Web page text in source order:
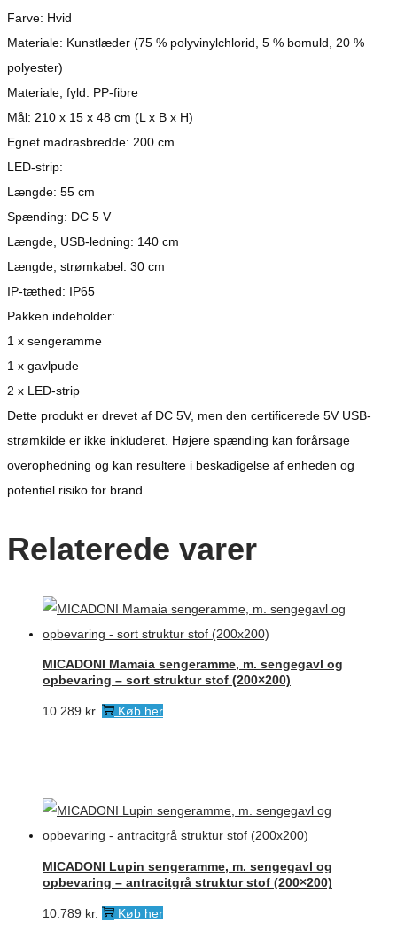
Farve: Hvid
Materiale: Kunstlæder (75 % polyvinylchlorid, 5 % bomuld, 20 %
polyester)
Materiale, fyld: PP-fibre
Mål: 210 x 15 x 48 cm (L x B x H)
Egnet madrasbredde: 200 cm
LED-strip:
Længde: 55 cm
Spænding: DC 5 V
Længde, USB-ledning: 140 cm
Længde, strømkabel: 30 cm
IP-tæthed: IP65
Pakken indeholder:
1 x sengeramme
1 x gavlpude
2 x LED-strip
Dette produkt er drevet af DC 5V, men den certificerede 5V USB-
strømkilde er ikke inkluderet. Højere spænding kan forårsage
overophedning og kan resultere i beskadigelse af enheden og
potentiel risiko for brand.
Relaterede varer
MICADONI Mamaia sengeramme, m. sengegavl og
opbevaring – sort struktur stof (200×200)
10.289 kr. Køb her
MICADONI Lupin sengeramme, m. sengegavl og
opbevaring – antracitgrå struktur stof (200×200)
10.789 kr. Køb her